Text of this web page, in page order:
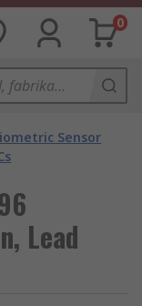
0
Sensor
Lead